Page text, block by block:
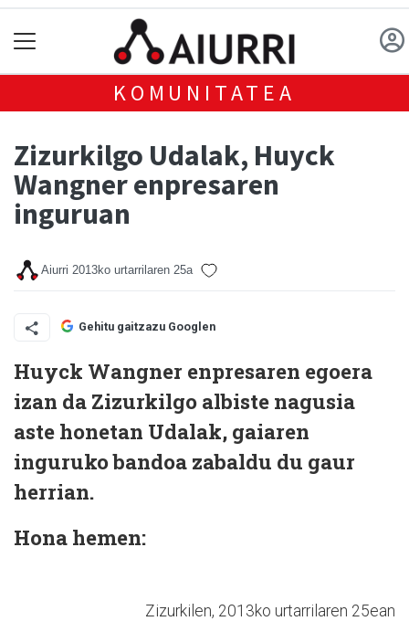
KOMUNITATEA
Zizurkilgo Udalak, Huyck
Wangner enpresaren
inguruan
Aiurri 2013ko urtarrilaren 25a
Gehitu gaitzazu Googlen
Huyck Wangner enpresaren egoera
izan da Zizurkilgo albiste nagusia
aste honetan Udalak, gaiaren
inguruko bandoa zabaldu du gaur
herrian.
Hona hemen:
Zizurkilen, 2013ko urtarrilaren 25ean